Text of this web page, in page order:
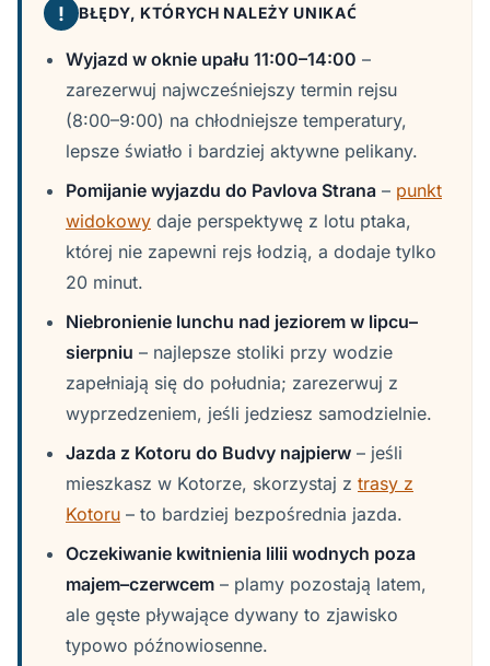
! BŁĘDY, KTÓRYCH NALEŻY UNIKAĆ
Wyjazd w oknie upału 11:00–14:00 –
zarezerwuj najwcześniejszy termin rejsu
(8:00–9:00) na chłodniejsze temperatury,
lepsze światło i bardziej aktywne pelikany.
Pomijanie wyjazdu do Pavlova Strana – punkt
widokowy daje perspektywę z lotu ptaka,
której nie zapewni rejs łodzią, a dodaje tylko
20 minut.
Niebronienie lunchu nad jeziorem w lipcu–
sierpniu – najlepsze stoliki przy wodzie
zapełniają się do południa; zarezerwuj z
wyprzedzeniem, jeśli jedziesz samodzielnie.
Jazda z Kotoru do Budvy najpierw – jeśli
mieszkasz w Kotorze, skorzystaj z trasy z
Kotoru – to bardziej bezpośrednia jazda.
Oczekiwanie kwitnienia lilii wodnych poza
majem–czerwcem – plamy pozostają latem,
ale gęste pływające dywany to zjawisko
typowo późnowiosenne.